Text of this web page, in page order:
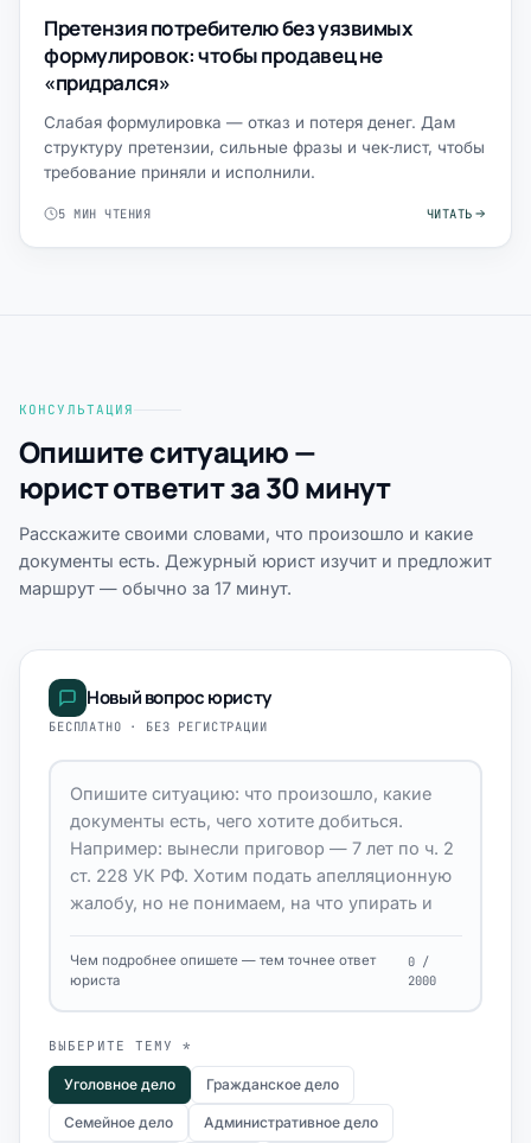
Претензия потребителю без уязвимых
формулировок: чтобы продавец не
«придрался»
Слабая формулировка — отказ и потеря денег. Дам
структуру претензии, сильные фразы и чек‑лист, чтобы
требование приняли и исполнили.
5 МИН ЧТЕНИЯ ЧИТАТЬ
КОНСУЛЬТАЦИЯ
Опишите ситуацию —
юрист ответит за 30 минут
Расскажите своими словами, что произошло и какие
документы есть. Дежурный юрист изучит и предложит
маршрут — обычно за 17 минут.
Новый вопрос юристу
БЕСПЛАТНО · БЕЗ РЕГИСТРАЦИИ
Чем подробнее опишете — тем точнее ответ
юриста
0 /
2000
ВЫБЕРИТЕ ТЕМУ *
Уголовное дело Гражданское дело
Семейное дело Административное дело